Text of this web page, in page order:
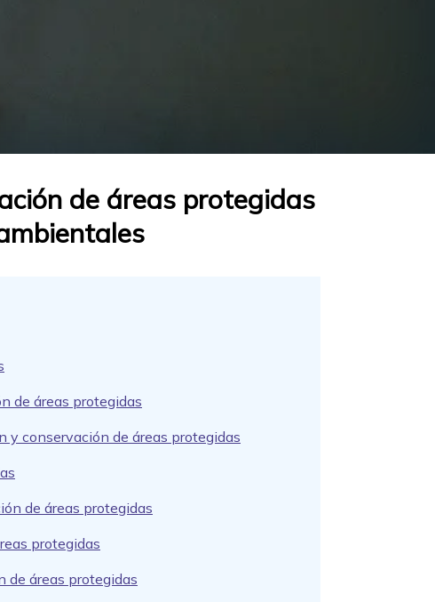
de áreas protegidas
de áreas protegidas
y conservación de áreas protegidas
de áreas protegidas
protegidas
de áreas protegidas